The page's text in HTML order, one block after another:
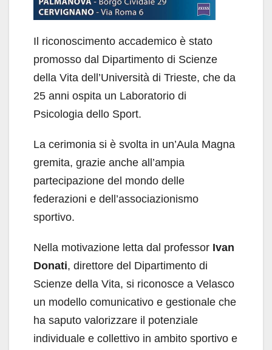
Il riconoscimento accademico è stato
promosso dal Dipartimento di Scienze
della Vita dell’Università di Trieste, che da
25 anni ospita un Laboratorio di
Psicologia dello Sport.
La cerimonia si è svolta in un’Aula Magna
gremita, grazie anche all’ampia
partecipazione del mondo delle
federazioni e dell’associazionismo
sportivo.
Nella motivazione letta dal professor Ivan
Donati, direttore del Dipartimento di
Scienze della Vita, si riconosce a Velasco
un modello comunicativo e gestionale che
ha saputo valorizzare il potenziale
individuale e collettivo in ambito sportivo e